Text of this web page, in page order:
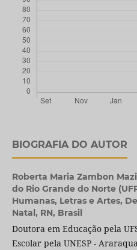
BIOGRAFIA DO AUTOR
Roberta Maria Zambon
do Rio Grande do Norte
Humanas, Letras e Artes,
Natal, RN, Brasil
Doutora em Educação pela
Escolar pela UNESP -